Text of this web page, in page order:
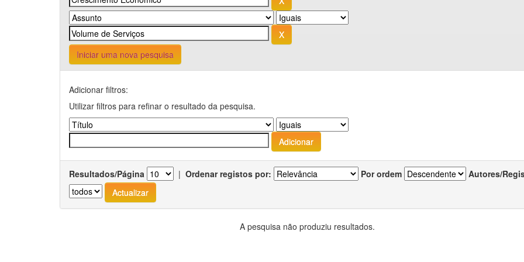
Iniciar uma nova pesquisa
Adicionar filtros:
Utilizar filtros para refinar o resultado da pesquisa.
Resultados/Página | Ordenar registos por: Por ordem Autores/
A pesquisa não produziu resultados.